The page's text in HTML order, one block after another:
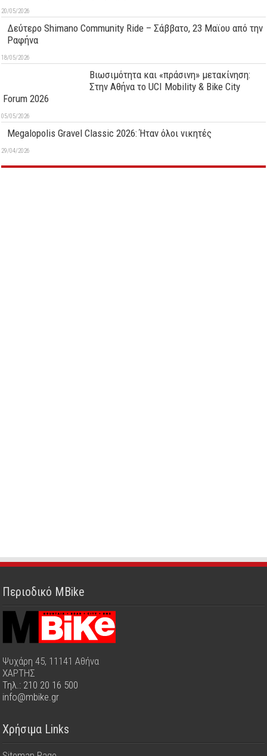
20/05/2026
Δεύτερo Shimano Community Ride – Σάββατο, 23 Μαϊου από την
Ραφήνα
18/05/2026
Βιωσιμότητα και «πράσινη» μετακίνηση:
Στην Αθήνα το UCI Mobility & Bike City
Forum 2026
05/05/2026
Megalopolis Gravel Classic 2026: Ήταν όλοι νικητές
29/04/2026
Περιοδικό MBike
Ψυχάρη 45, 11141 Αθήνα
ΧΑΡΤΗΣ
Τηλ.: 210 20 16 500
info@mbike.gr
Χρήσιμα Links